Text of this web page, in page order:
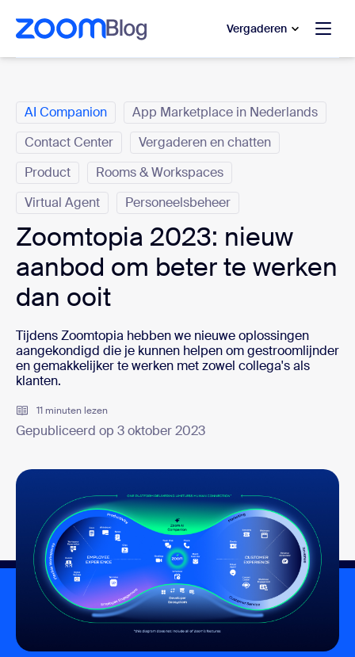
hoofdinhoud gaan
naar hulp via chat
Vergaderen
AI Companion
App Marketplace in Nederlands
Contact Center
Vergaderen en chatten
Product
Rooms & Workspaces
Virtual Agent
Personeelsbeheer
Zoomtopia 2023: nieuw
aanbod om beter te werken
dan ooit
Tijdens Zoomtopia hebben we nieuwe oplossingen
aangekondigd die je kunnen helpen om gestroomlijnder
en gemakkelijker te werken met zowel collega's als
klanten.
11 minuten lezen
Gepubliceerd op 3 oktober 2023